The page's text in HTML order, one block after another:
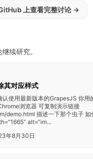
上查看完整讨论 →
续研究。
其对应样式
使用最新版本的GrapesJS 你用
浏览器 可复制演示链接
demo.html 描述一下那个虫子 如
alt=“im...
年8月30日